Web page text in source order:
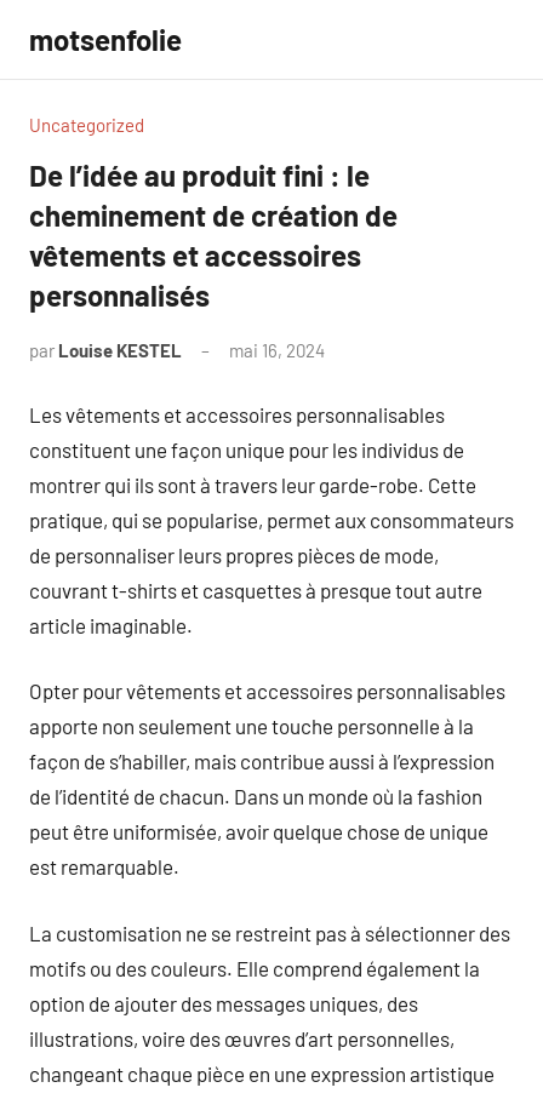
contenu
motsenfolie
Uncategorized
De l’idée au produit fini : le
cheminement de création de
vêtements et accessoires
personnalisés
par Louise KESTEL mai 16, 2024
Les vêtements et accessoires personnalisables
constituent une façon unique pour les individus de
montrer qui ils sont à travers leur garde-robe. Cette
pratique, qui se popularise, permet aux consommateurs
de personnaliser leurs propres pièces de mode,
couvrant t-shirts et casquettes à presque tout autre
article imaginable.
Opter pour vêtements et accessoires personnalisables
apporte non seulement une touche personnelle à la
façon de s’habiller, mais contribue aussi à l’expression
de l’identité de chacun. Dans un monde où la fashion
peut être uniformisée, avoir quelque chose de unique
est remarquable.
La customisation ne se restreint pas à sélectionner des
motifs ou des couleurs. Elle comprend également la
option de ajouter des messages uniques, des
illustrations, voire des œuvres d’art personnelles,
changeant chaque pièce en une expression artistique